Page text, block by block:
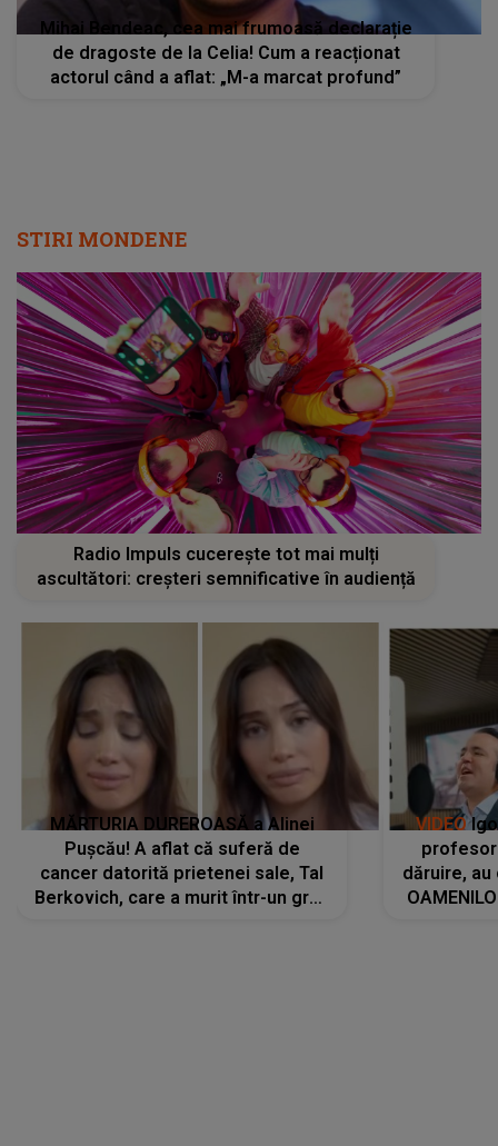
Mihai Bendeac, cea mai frumoasă declarație
de dragoste de la Celia! Cum a reacționat
actorul când a aflat: „M-a marcat profund”
STIRI MONDENE
Radio Impuls cucerește tot mai mulți
ascultători: creșteri semnificative în audiență
MĂRTURIA DUREROASĂ a Alinei
Pușcău! A aflat că suferă de
cancer datorită prietenei sale, Tal
Berkovich, care a murit într-un grav
VIDEO
dăruire, au